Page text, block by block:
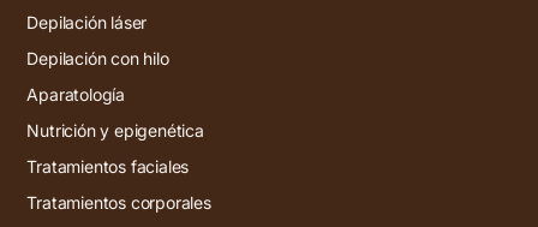
Depilación láser
Depilación con hilo
Aparatología
Nutrición y epigenética
Tratamientos faciales
Tratamientos corporales